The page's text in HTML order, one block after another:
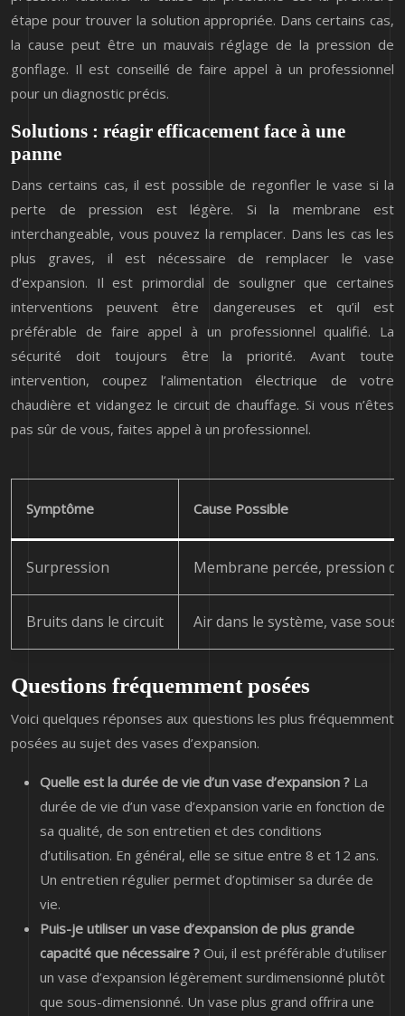
étape pour trouver la solution appropriée. Dans certains cas,
la cause peut être un mauvais réglage de la pression de
gonflage. Il est conseillé de faire appel à un professionnel
pour un diagnostic précis.
Solutions : réagir efficacement face à une
panne
Dans certains cas, il est possible de regonfler le vase si la
perte de pression est légère. Si la membrane est
interchangeable, vous pouvez la remplacer. Dans les cas les
plus graves, il est nécessaire de remplacer le vase
d’expansion. Il est primordial de souligner que certaines
interventions peuvent être dangereuses et qu’il est
préférable de faire appel à un professionnel qualifié. La
sécurité doit toujours être la priorité. Avant toute
intervention, coupez l’alimentation électrique de votre
chaudière et vidangez le circuit de chauffage. Si vous n’êtes
pas sûr de vous, faites appel à un professionnel.
Symptôme Cause Possible
Surpression Membrane percée, pression
Bruits dans le circuit Air dans le système, vase
Questions fréquemment posées
Voici quelques réponses aux questions les plus fréquemment
posées au sujet des vases d’expansion.
Quelle est la durée de vie d’un vase d’expansion ? La
durée de vie d’un vase d’expansion varie en fonction de
sa qualité, de son entretien et des conditions
d’utilisation. En général, elle se situe entre 8 et 12 ans.
Un entretien régulier permet d’optimiser sa durée de
vie.
Puis-je utiliser un vase d’expansion de plus grande
capacité que nécessaire ? Oui, il est préférable d’utiliser
un vase d’expansion légèrement surdimensionné plutôt
que sous-dimensionné. Un vase plus grand offrira une